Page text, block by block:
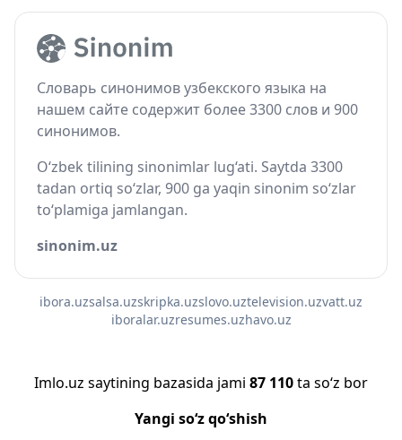
Словарь синонимов узбекского языка на
нашем сайте содержит более 3300 слов и 900
синонимов.
O‘zbek tilining sinonimlar lug‘ati. Saytda 3300
tadan ortiq so‘zlar, 900 ga yaqin sinonim so‘zlar
to‘plamiga jamlangan.
sinonim.uz
ibora.uzsalsa.uzskripka.uzslovo.uztelevision.uzvatt.uz
iboralar.uzresumes.uzhavo.uz
Imlo.uz saytining bazasida jami 87 110ta so‘z bor
Yangi so‘z qo‘shish